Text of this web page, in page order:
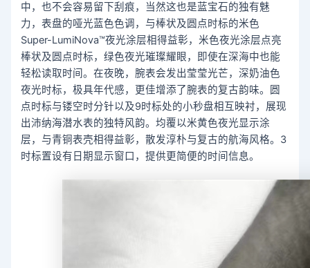
中，也不会容易留下刮痕，当然这也是蓝宝石的独有魅
力，表盘的哑光蓝色色调，与棒状及圆点时标的米色
Super-LumiNova™夜光涂层相得益彰，米色夜光涂层点亮
棒状及圆点时标，绿色夜光璀璨耀眼，即使在深海中也能
轻松读取时间。在夜晚，腕表会发出莹莹光芒，深奶油色
夜光时标，极具年代感，更佳增添了腕表的复古韵味。圆
点时标与镂空时分针以及9时标处的小秒盘相互映衬，展现
出沛纳海潜水表的独特风韵。均覆以米黄色夜光显示涂
层，与青铜表壳相得益彰，散发淳朴与复古的航海风格。3
时标置设有日期显示窗口，提供更简便的时间信息。